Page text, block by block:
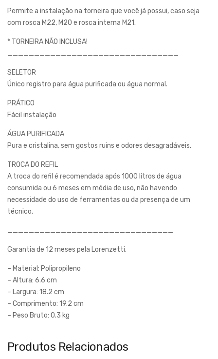
Permite a instalação na torneira que você já possui, caso seja
com rosca M22, M20 e rosca interna M21.
* TORNEIRA NÃO INCLUSA!
________________________________
SELETOR
Único registro para água purificada ou água normal.
PRÁTICO
Fácil instalação
ÁGUA PURIFICADA
Pura e cristalina, sem gostos ruins e odores desagradáveis.
TROCA DO REFIL
A troca do refil é recomendada após 1000 litros de água
consumida ou 6 meses em média de uso, não havendo
necessidade do uso de ferramentas ou da presença de um
técnico.
_______________________________
Garantia de 12 meses pela Lorenzetti.
– Material: Polipropileno
– Altura: 6.6 cm
– Largura: 18.2 cm
– Comprimento: 19.2 cm
– Peso Bruto: 0.3 kg
Produtos Relacionados